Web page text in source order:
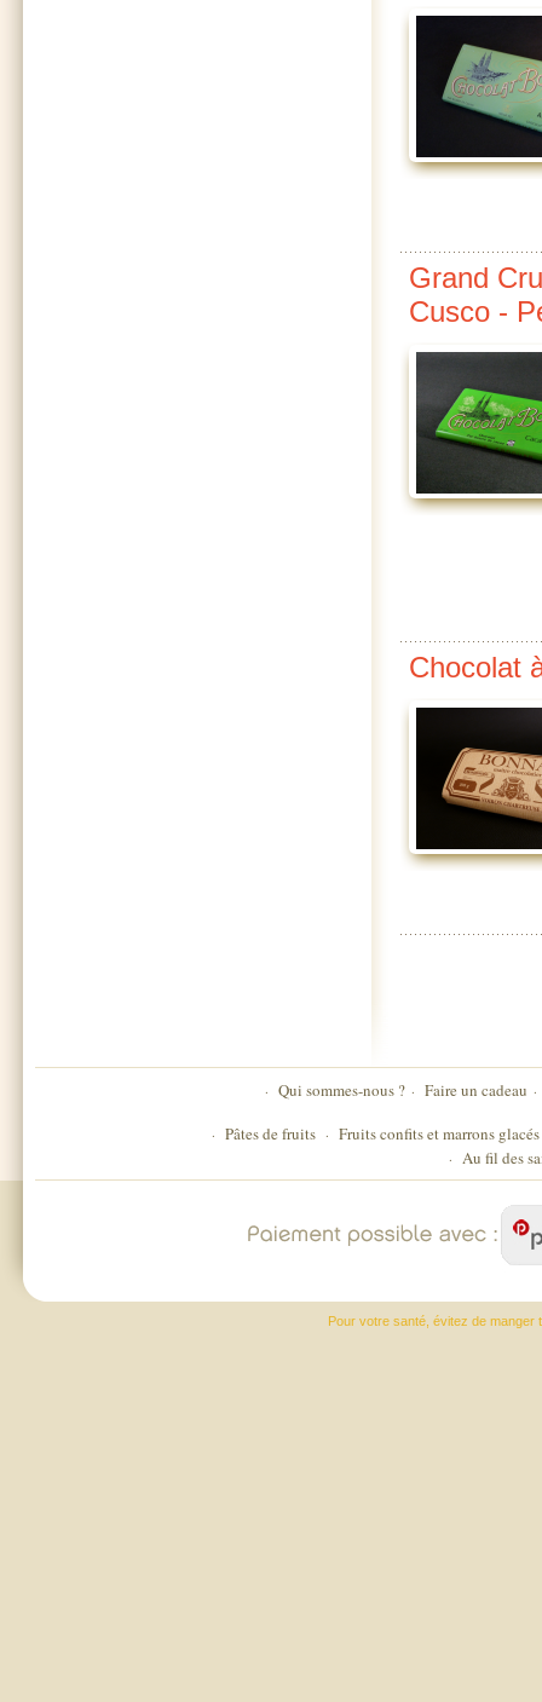
Grand
Cusco -
Chocolat
· Qui sommes-nous ? · Faire un cadeau ·
· Pâtes de fruits · Fruits confits et marrons glacés
· Au fil des
Pour votre santé, évitez de